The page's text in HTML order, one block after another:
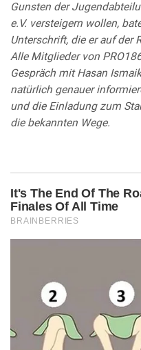
Gunsten der
e.V. versteigern wollen,
Unterschrift, die er auf der
Alle Mitglieder von
Gespräch mit Hasan
natürlich genauer
und die Einladung zum
die bekannten Wege.